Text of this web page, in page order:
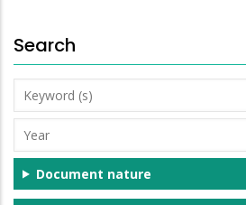
Search
Keyword
(s)
Year
Document nature